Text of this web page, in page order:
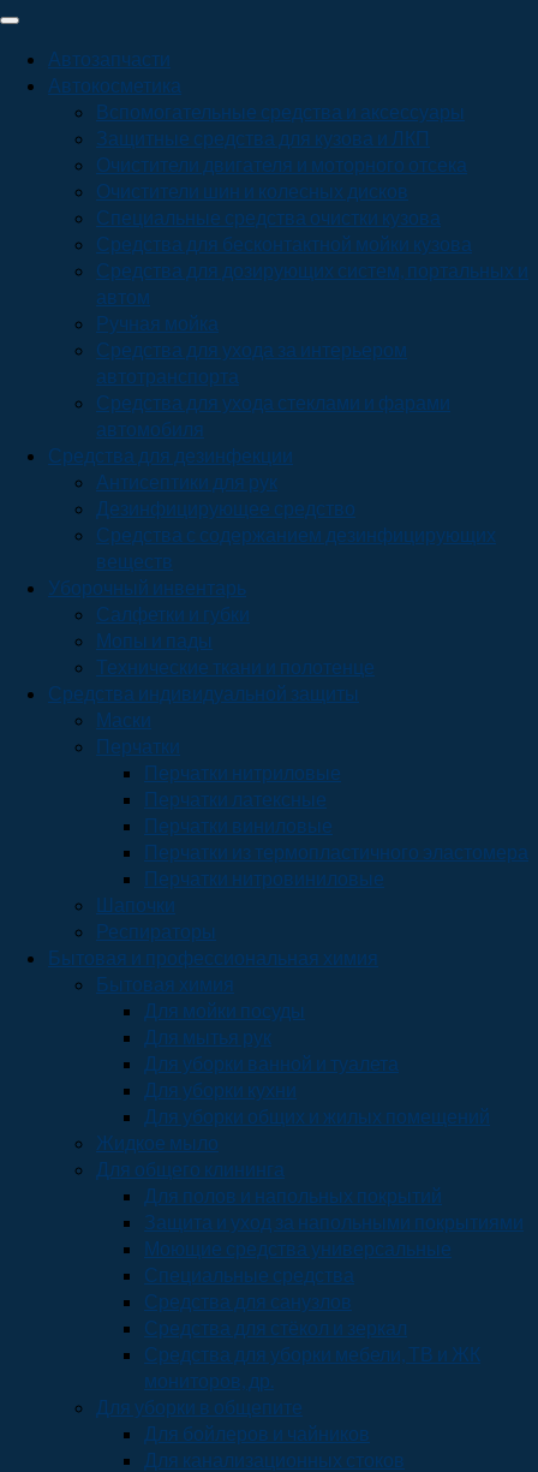
Автозапчасти
Автокосметика
Вспомогательные средства и аксессуары
Защитные средства для кузова и ЛКП
Очистители двигателя и моторного отсека
Очистители шин и колесных дисков
Специальные средства очистки кузова
Средства для бесконтактной мойки кузова
Средства для дозирующих систем, портальных и
автом
Ручная мойка
Средства для ухода за интерьером
автотранспорта
Средства для ухода стеклами и фарами
автомобиля
Средства для дезинфекции
Антисептики для рук
Дезинфицирующее средство
Средства с содержанием дезинфицирующих
веществ
Уборочный инвентарь
Салфетки и губки
Мопы и пады
Технические ткани и полотенце
Средства индивидуальной защиты
Маски
Перчатки
Перчатки нитриловые
Перчатки латексные
Перчатки виниловые
Перчатки из термопластичного эластомера
Перчатки нитровиниловые
Шапочки
Респираторы
Бытовая и профессиональная химия
Бытовая химия
Для мойки посуды
Для мытья рук
Для уборки ванной и туалета
Для уборки кухни
Для уборки общих и жилых помещений
Жидкое мыло
Для общего клининга
Для полов и напольных покрытий
Защита и уход за напольными покрытиями
Моющие средства универсальные
Специальные средства
Средства для санузлов
Средства для стёкол и зеркал
Средства для уборки мебели, ТВ и ЖК
мониторов, др.
Для уборки в общепите
Для бойлеров и чайников
Для канализационных стоков